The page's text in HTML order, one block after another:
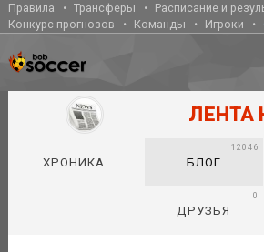
Правила Трансферы
Расписание и
Конкурс прогнозов
Команды Игроки
ЛЕНТА
ХРОНИКА БЛОГ
12046
ДРУЗЬЯ
0